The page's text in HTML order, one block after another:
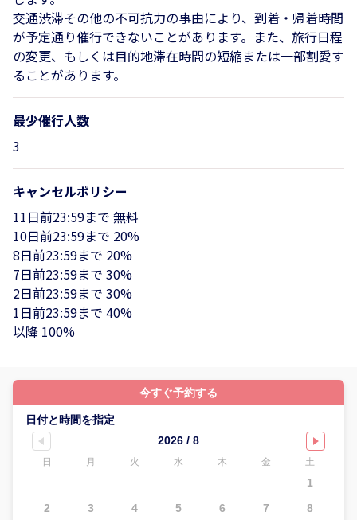
交通渋滞その他の不可抗力の事由により、到着・帰着時間
が予定通り催行できないことがあります。また、旅行日程
の変更、もしくは目的地滞在時間の短縮または一部割愛す
ることがあります。
最少催行人数
3
キャンセルポリシー
11日前23:59まで 無料
10日前23:59まで 20%
8日前23:59まで 20%
7日前23:59まで 30%
2日前23:59まで 30%
1日前23:59まで 40%
以降 100%
今すぐ予約する
日付と時間を指定
2026 / 8
日 月 火 水 木 金 土
1
2
3 4 5 6 7
8